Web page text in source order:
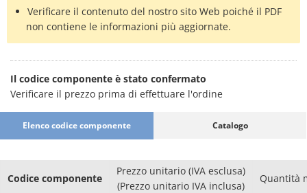
Verificare il contenuto del nostro sito Web poiché il PDF
non contiene le informazioni più aggiornate.
Il codice componente è stato confermato
Verificare il prezzo prima di effettuare l'ordine
Elenco codice componente Catalogo
Codice componente
Prezzo unitario (IVA esclusa)
(Prezzo unitario IVA inclusa)
Quantità